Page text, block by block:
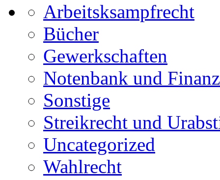
Arbeitsksampfrecht
Bücher
Gewerkschaften
Notenbank und
Sonstige
Streikrecht und
Uncategorized
Wahlrecht